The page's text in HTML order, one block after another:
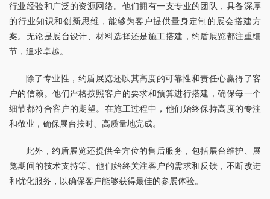
行业经验和广泛的资源网络。他们拥有一支专业的团队，具备深厚
的行业知识和创新思维，能够为客户提供量身定制的展会搭建方
案。无论是展台设计、材料选择还是施工搭建，约盾展览都注重细
节，追求卓越。
除了专业性，约盾展览还以其高度的可靠性和责任心赢得了客
户的信赖。他们严格按照客户的要求和预算进行搭建，确保每一个
细节都符合客户的期望。在施工过程中，他们始终保持高度的专注
和敬业，确保展台按时、高质量地完成。
此外，约盾展览还提供全方位的售后服务，包括展台维护、展
览期间的技术支持等。他们始终关注客户的需求和反馈，不断改进
和优化服务，以确保客户能够获得最佳的参展体验。